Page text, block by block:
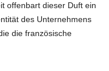
offenbart dieser Duft ein
des Unternehmens
die französische